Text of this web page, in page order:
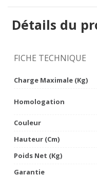
Détails du
FICHE TECHNIQUE
Charge Maximale (kg)
Homologation
Couleur
Hauteur (cm)
Poids Net (Kg)
Garantie